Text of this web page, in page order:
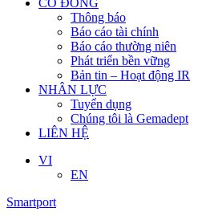
CỔ ĐÔNG
Thông báo
Báo cáo tài chính
Báo cáo thường niên
Phát triển bền vững
Bản tin – Hoạt động IR
NHÂN LỰC
Tuyển dụng
Chúng tôi là Gemadept
LIÊN HỆ
VI
EN
Smartport